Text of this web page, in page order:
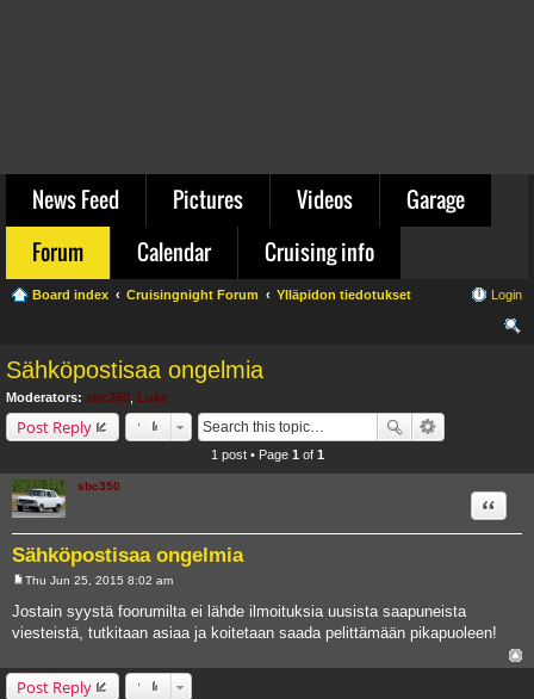
News Feed Pictures Videos
Garage
Forum
Calendar Cruising info
Board index Cruisingnight Forum Ylläpidon tiedotukset Login
Sähköpostisaa ongelmia
Moderators: sbc350 Luke
Post Reply
1 post • Page 1 of 1
sbc350
Sähköpostisaa ongelmia
Quote
s
t
Thu Jun 25, 2015 8:02 am
Jostain syystä foorumilta ei lähde ilmoituksia uusista saapuneista
viesteistä, tutkitaan asiaa ja koitetaan saada pelittämään pikapuoleen!
Post Reply